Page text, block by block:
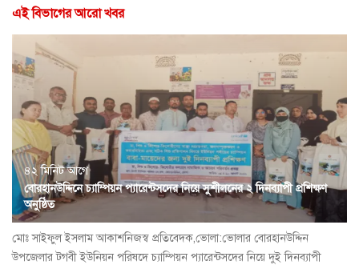
এই বিভাগের আরো খবর
৪২ মিনিট আগে
বোরহানউদ্দিনে চ্যাম্পিয়ন প্যারেন্টসদের নিয়ে সুশীলনের ২ দিনব্যাপী প্রশিক্ষণ
অনুষ্ঠিত
মোঃ সাইফুল ইসলাম আকাশনিজস্ব প্রতিবেদক,ভোলা:ভোলার বোরহানউদ্দিন
উপজেলার টগবী ইউনিয়ন পরিষদে চ্যাম্পিয়ন প্যারেন্টসদের নিয়ে দুই দিনব্যাপী